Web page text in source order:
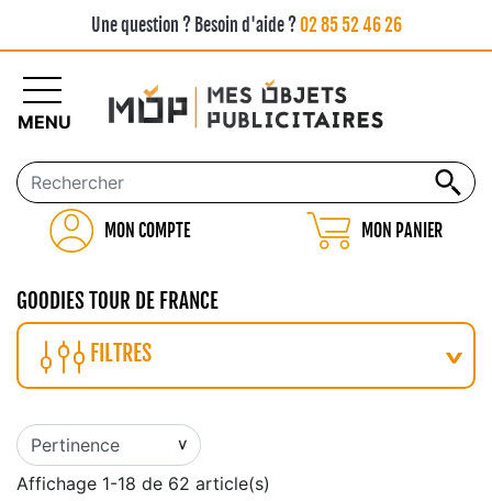
Une question ? Besoin d'aide ?02 85 52 46 26
MON COMPTE MON PANIER
MENU
GOODIES TOUR DE FRANCE
FILTRES
Affichage 1-18 de 62 article(s)